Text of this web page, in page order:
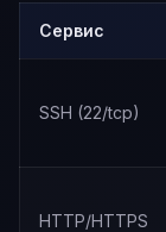
Сервис
SSH (22/tcp)
HTTP/HTTPS